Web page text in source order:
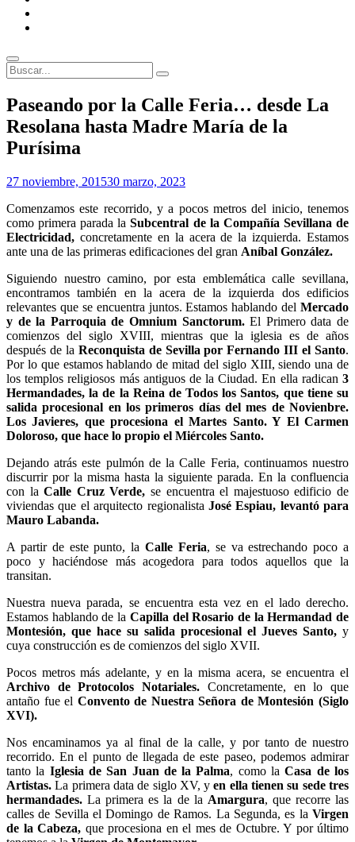
Buscar
Buscar:
Superposición
del
sitio
Paseando por la Calle Feria… desde La
Resolana hasta Madre María de la
Purísima
Por
de
Sevilla
27 noviembre, 201530 marzo, 2023
Comenzamos este recorrido, y a pocos metros del inicio, tenemos
como primera parada laSubcentral de la Compañía Sevillana de
Electricidad, concretamente en la acera de la izquierda. Estamos
ante una de las primeras edificaciones del gran Aníbal González.
Siguiendo nuestro camino, por esta emblemática calle sevillana,
encontramos también en la acera de la izquierda dos edificios
relevantes que se encuentra juntos. Estamos hablando del Mercado
y de la Parroquia de Omnium Sanctorum.El Primero data de
comienzos del siglo XVIII, mientras que la iglesia es de años
después de la Reconquista de Sevilla por Fernando III el Santo.
Por lo que estamos hablando de mitad del siglo XIII, siendo una de
los templos religiosos más antiguos de la Ciudad. En ella radican 3
Hermandades, la de la Reina de Todos los Santos, que tiene su
salida procesional en los primeros días del mes de Novienbre.
Los Javieres, que procesiona el Martes Santo. Y El Carmen
Doloroso, que hace lo propio el Miércoles Santo.
Dejando atrás este pulmón de la Calle Feria, continuamos nuestro
discurrir por la misma hasta la siguiente parada. En la confluencia
con laCalle Cruz Verde, se encuentra el majestuoso edificio de
viviendas que el arquitecto regionalista José Espiau, levantó para
Mauro Labanda.
A partir de este punto, la Calle Feria, se va estrechando poco a
poco y haciéndose más acogedora para todos aquellos que la
transitan.
Nuestra nueva parada, se encuentra esta vez en el lado derecho.
Estamos hablando de la Capilla del Rosario de la Hermandad de
Montesión, que hace su salida procesional el Jueves Santo, y
cuya construcción es de comienzos del siglo XVII.
Pocos metros más adelante, y en la misma acera, se encuentra el
Archivo de Protocolos Notariales. Concretamente, en lo que
antaño fue el Convento de Nuestra Señora de Montesión (Siglo
XVI).
Nos encaminamos ya al final de la calle, y por tanto de nuestro
recorrido. En el punto de llegada de este paseo, podemos admirar
tanto la Iglesia de San Juan de la Palma, como laCasa de los
Artistas. La primera data de siglo XV, yen ella tienen su sede tres
hermandades. La primera es la de la Amargura, que recorre las
calles de Sevilla el Domingo de Ramos. La Segunda, es la Virgen
de la Cabeza, que procesiona en el mes de Octubre. Y por último